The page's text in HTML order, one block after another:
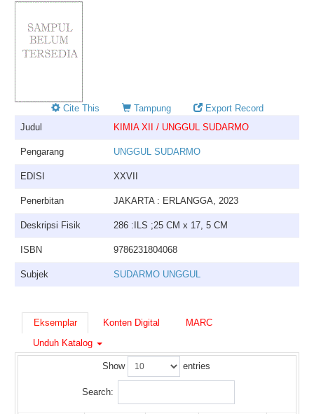
Cite This Tampung
Export Record
Judul
KIMIA XII / UNGGUL SUDARMO
Pengarang UNGGUL SUDARMO
EDISI XXVII
Penerbitan JAKARTA : ERLANGGA, 2023
Deskripsi Fisik 286 :ILS ;25 CM x 17, 5 CM
ISBN 9786231804068
Subjek SUDARMO UNGGUL
Eksemplar Konten Digital
MARC
Unduh Katalog
Show entries
Search: